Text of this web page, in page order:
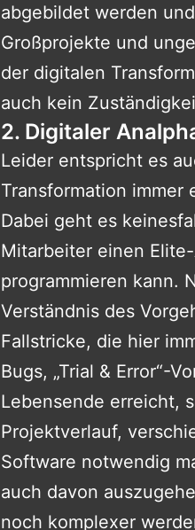
abgebildet werden
Großprojekte und
der digitalen
auch kein
2. Digitaler
Leider entspricht es
Transformation immer
Dabei geht es
Mitarbeiter einen
programmieren kann.
Verständnis des
Fallstricke, die hier
Bugs, „Trial & Error“-
Lebensende erreicht,
Projektverlauf,
Software notwendig
auch davon
noch komplexer